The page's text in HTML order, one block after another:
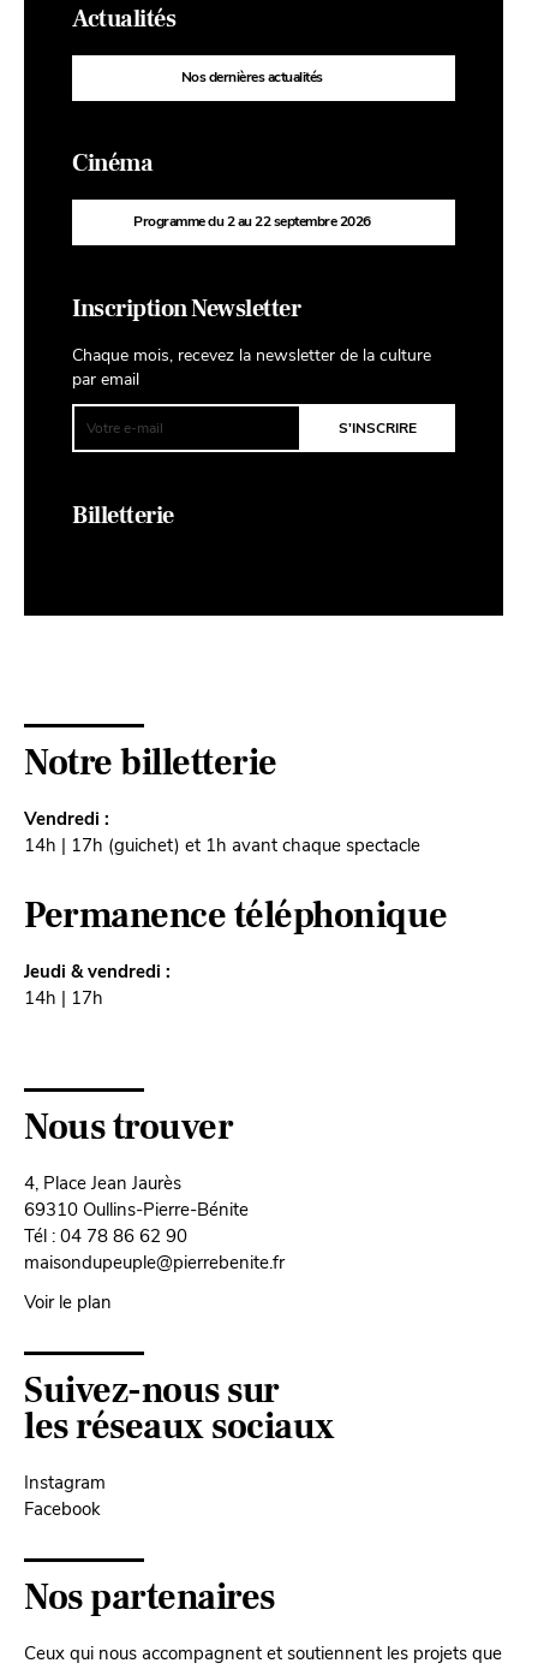
Actualités
Nos dernières actualités
Cinéma
Programme du 2 au 22 septembre 2026
Inscription Newsletter
Chaque mois, recevez la newsletter de la culture
par email
Billetterie
Notre billetterie
Vendredi :
14h | 17h (guichet) et 1h avant chaque spectacle
Permanence téléphonique
Jeudi & vendredi :
14h | 17h
Nous trouver
4, Place Jean Jaurès
69310 Oullins-Pierre-Bénite
Tél : 04 78 86 62 90
maisondupeuple@pierrebenite.fr
Voir le plan
Suivez-nous sur
les réseaux sociaux
Instagram
Facebook
Nos partenaires
Ceux qui nous accompagnent et soutiennent les projets que